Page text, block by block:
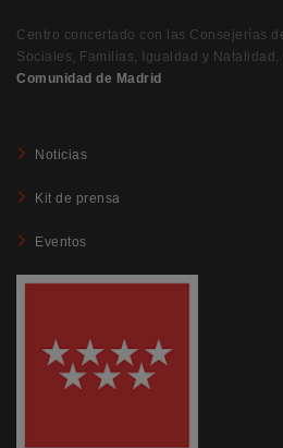
Centro concertado con las Consejerías
Sociales, Familias, Igualdad y
Comunidad de Madrid
Noticias
Kit de prensa
Eventos